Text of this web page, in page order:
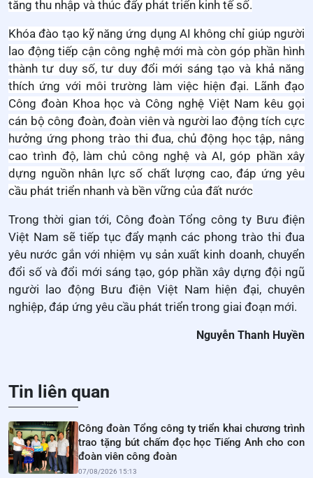
tăng thu nhập và thúc đẩy phát triển kinh tế số.
Khóa đào tạo kỹ năng ứng dụng AI không chỉ giúp người
lao động tiếp cận công nghệ mới mà còn góp phần hình
thành tư duy số, tư duy đổi mới sáng tạo và khả năng
thích ứng với môi trường làm việc hiện đại. Lãnh đạo
Công đoàn Khoa học và Công nghệ Việt Nam kêu gọi
cán bộ công đoàn, đoàn viên và người lao động tích cực
hưởng ứng phong trào thi đua, chủ động học tập, nâng
cao trình độ, làm chủ công nghệ và AI, góp phần xây
dựng nguồn nhân lực số chất lượng cao, đáp ứng yêu
cầu phát triển nhanh và bền vững của đất nước
Trong thời gian tới, Công đoàn Tổng công ty Bưu điện
Việt Nam sẽ tiếp tục đẩy mạnh các phong trào thi đua
yêu nước gắn với nhiệm vụ sản xuất kinh doanh, chuyển
đổi số và đổi mới sáng tạo, góp phần xây dựng đội ngũ
người lao động Bưu điện Việt Nam hiện đại, chuyên
nghiệp, đáp ứng yêu cầu phát triển trong giai đoạn mới.
Nguyễn Thanh Huyền
Tin liên quan
Công đoàn Tổng công ty triển khai chương trình
trao tặng bút chấm đọc học Tiếng Anh cho con
đoàn viên công đoàn
07/08/2026 15:13